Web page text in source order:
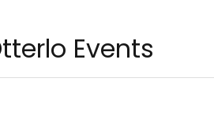
Events